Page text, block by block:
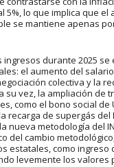
5%, lo que implica que el
se mantiene apenas
ingresos durante 2025 se
el aumento del
colectiva y la
su vez, la ampliación de
como el bono social de
recarga de supergás del
nueva metodología del
del cambio
estatales, como ingreso
levemente los valores